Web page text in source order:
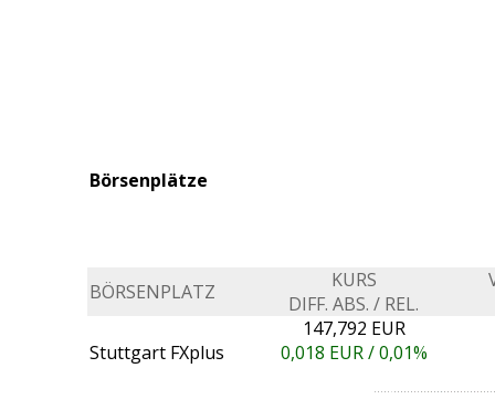
Börsenplätze
BÖRSENPLATZ
KURS
DIFF. ABS. / REL.
Stuttgart FXplus
147,792 EUR
0,018 EUR /0,01%